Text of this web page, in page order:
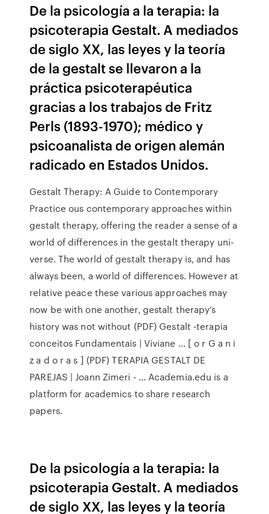
De la psicología a la terapia: la
psicoterapia Gestalt. A mediados
de siglo XX, las leyes y la teoría
de la gestalt se llevaron a la
práctica psicoterapéutica
gracias a los trabajos de Fritz
Perls (1893-1970); médico y
psicoanalista de origen alemán
radicado en Estados Unidos.
Gestalt Therapy: A Guide to Contemporary
Practice ous contemporary approaches within
gestalt therapy, offering the reader a sense of a
world of differences in the gestalt therapy uni-
verse. The world of gestalt therapy is, and has
always been, a world of differences. However at
relative peace these various approaches may
now be with one another, gestalt therapy’s
history was not without (PDF) Gestalt ‑terapia
conceitos Fundamentais | Viviane ... [ o r G a n i
z a d o r a s ] (PDF) TERAPIA GESTALT DE
PAREJAS | Joann Zimeri - … Academia.edu is a
platform for academics to share research
papers.
De la psicología a la terapia: la
psicoterapia Gestalt. A mediados
de siglo XX, las leyes y la teoría